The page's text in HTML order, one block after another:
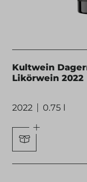
Kultwein Dagernova Ahr
Likörwein 2022
2022 0.75 l